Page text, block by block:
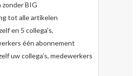
zonder BIG
tot alle artikelen
en 5 collega’s,
één abonnement
uw collega’s, medewerkers